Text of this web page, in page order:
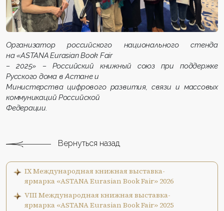
Организатор российского национального стенда
на «ASTANA Eurasian Book Fair
– 2025» – Российский книжный союз при поддержке
Русского дома в Астане и
Министерства цифрового развития, связи и массовых
коммуникаций Российской
Федерации.
Вернуться назад
IX Международная книжная выставка-
ярмарка «ASTANA Eurasian Book Fair» 2026
VIII Международная книжная выставка-
ярмарка «ASTANA Eurasian Book Fair» 2025